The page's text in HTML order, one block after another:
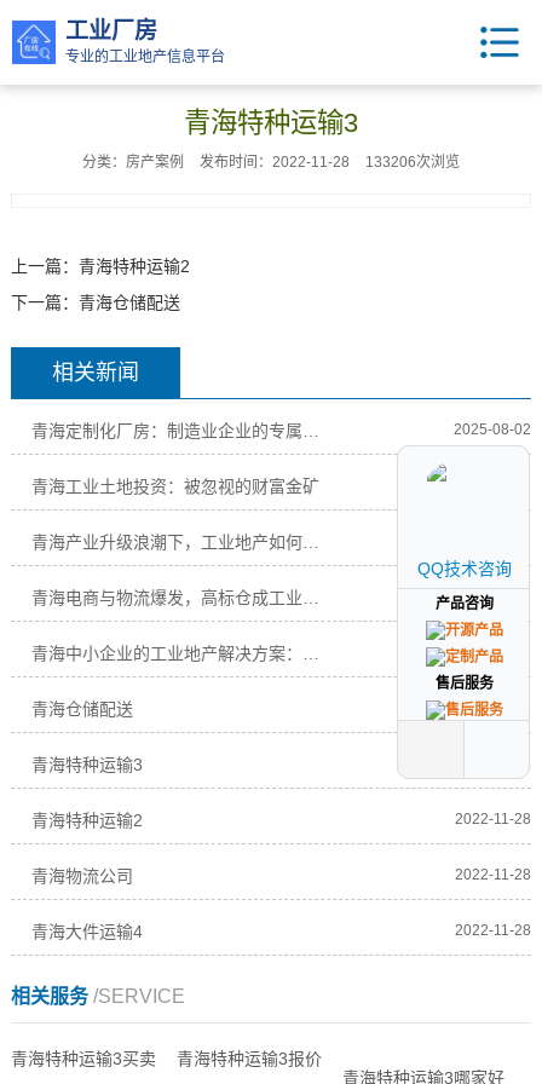
工业厂房
专业的工业地产信息平台
青海特种运输3
分类：房产案例 发布时间：2022-11-28 133206次浏览
上一篇： 青海特种运输2
下一篇： 青海仓储配送
相关新闻
2025-08-02
青海工业土地投资：被忽视的财富金矿
青海产业升级浪潮下，工业地产如何赋能企业高质
2025-08-02
2025-08-02
青海仓储配送 2022-11-28
青海特种运输3
青海特种运输2 2022-11-28
青海物流公司 2022-11-28
青海大件运输4 2022-11-28
相关服务/SERVICE
青海特种运输3买卖
青海特种运输3报价
青海特种运输3哪家好
QQ技术咨询
产品咨询
售后服务
QQ技术咨询
产品咨询
售后服务